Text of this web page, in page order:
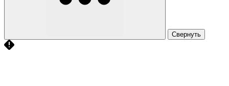
Свернуть